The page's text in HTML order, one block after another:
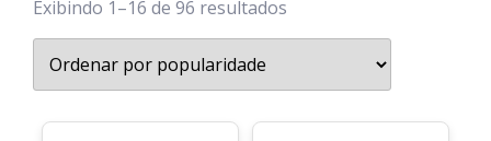
Exibindo 1–16 de 96 resultados